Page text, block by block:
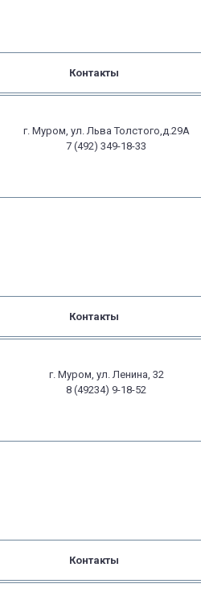
Контакты
г. Муром, ул. Льва Толстого,д.29А
7 (492) 349-18-33
Контакты
г. Муром, ул. Ленина, 32
8 (49234) 9-18-52
Контакты